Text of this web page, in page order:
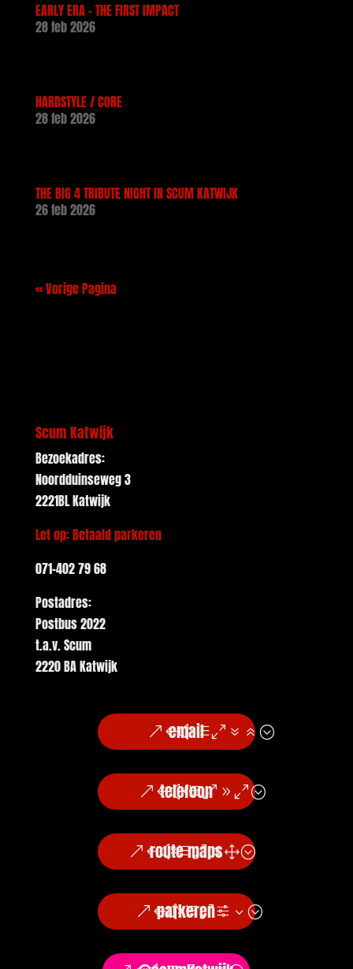
EARLY ERA – THE FIRST IMPACT
28 feb 2026
HARDSTYLE / CORE
28 feb 2026
THE BIG 4 TRIBUTE NIGHT IN SCUM KATWIJK
26 feb 2026
« Vorige Pagina
Scum Katwijk
Bezoekadres:
Noordduinseweg 3
2221BL Katwijk
Let op: Betaald parkeren
071-402 79 68
Postadres:
Postbus 2022
t.a.v. Scum
2220 BA Katwijk
email
telefoon
route maps
parkeren